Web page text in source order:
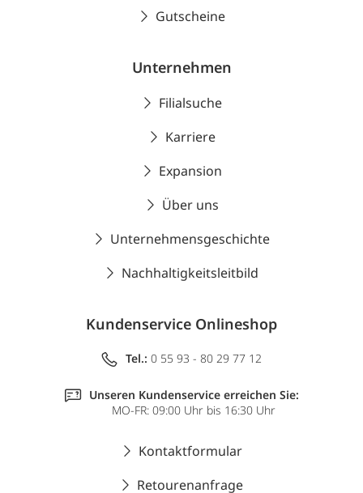
Gutscheine
Unternehmen
Filialsuche
Karriere
Expansion
Über uns
Unternehmensgeschichte
Nachhaltigkeitsleitbild
Kundenservice Onlineshop
Tel.: 0 55 93 - 80 29 77 12
Unseren Kundenservice erreichen Sie:
MO-FR: 09:00 Uhr bis 16:30 Uhr
Kontaktformular
Retourenanfrage